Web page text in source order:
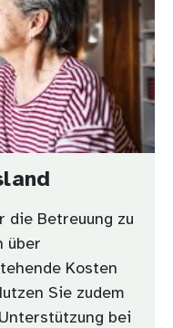
die Betreuung zu
über
Kosten
Sie zudem
bei